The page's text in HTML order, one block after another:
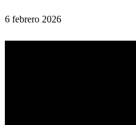
6 febrero 2026